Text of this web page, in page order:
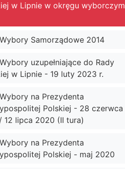
w Lipnie w okręgu wyborczym
Wybory Samorządowe 2014
Wybory uzupełniające do Rady
w Lipnie - 19 luty 2023 r.
Wybory na Prezydenta
Polskiej - 28 czerwca
12 lipca 2020 (II tura)
Wybory na Prezydenta
Polskiej - maj 2020